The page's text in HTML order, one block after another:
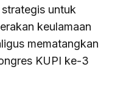
untuk
keulamaan
mematangkan
KUPI ke-3